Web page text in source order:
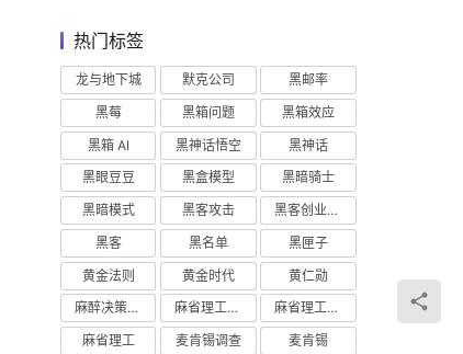
热门标签
龙与地下城 默克公司
黑邮率
黑莓
黑箱问题
黑箱效应
黑箱 AI
黑神话悟空
黑神话
黑眼豆豆
黑盒模型
黑暗骑士
黑暗模式
黑客攻击
黑客创业主义
黑客
黑名单
黑匣子
黄金法则
黄金时代
黄仁勋
麻醉决策支持
麻省理工学院研究
麻省理工学院
麻省理工
麦肯锡调查 麦肯锡